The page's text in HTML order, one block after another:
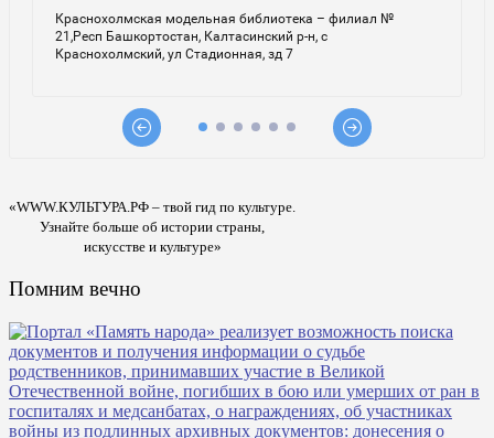
«WWW.КУЛЬТУРА.РФ – твой гид по культуре.
Узнайте больше об истории страны,
искусстве и культуре»
Помним вечно